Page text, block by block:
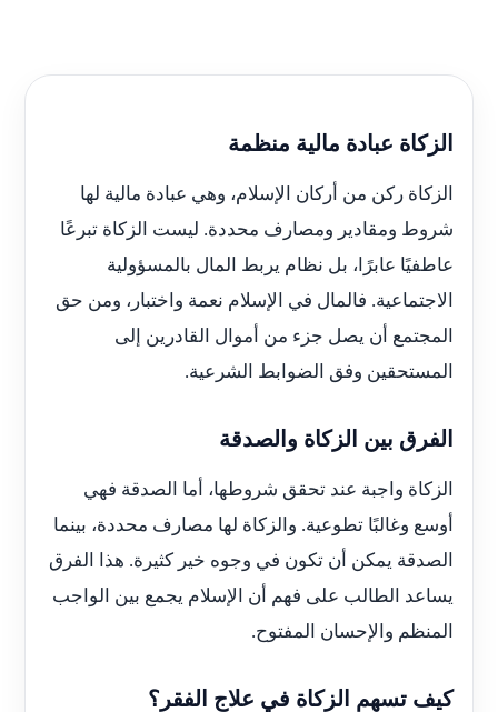
الزكاة عبادة مالية منظمة
الزكاة ركن من أركان الإسلام، وهي عبادة مالية لها
شروط ومقادير ومصارف محددة. ليست الزكاة تبرعًا
عاطفيًا عابرًا، بل نظام يربط المال بالمسؤولية
الاجتماعية. فالمال في الإسلام نعمة واختبار، ومن حق
المجتمع أن يصل جزء من أموال القادرين إلى
المستحقين وفق الضوابط الشرعية.
الفرق بين الزكاة والصدقة
الزكاة واجبة عند تحقق شروطها، أما الصدقة فهي
أوسع وغالبًا تطوعية. والزكاة لها مصارف محددة، بينما
الصدقة يمكن أن تكون في وجوه خير كثيرة. هذا الفرق
يساعد الطالب على فهم أن الإسلام يجمع بين الواجب
المنظم والإحسان المفتوح.
كيف تسهم الزكاة في علاج الفقر؟